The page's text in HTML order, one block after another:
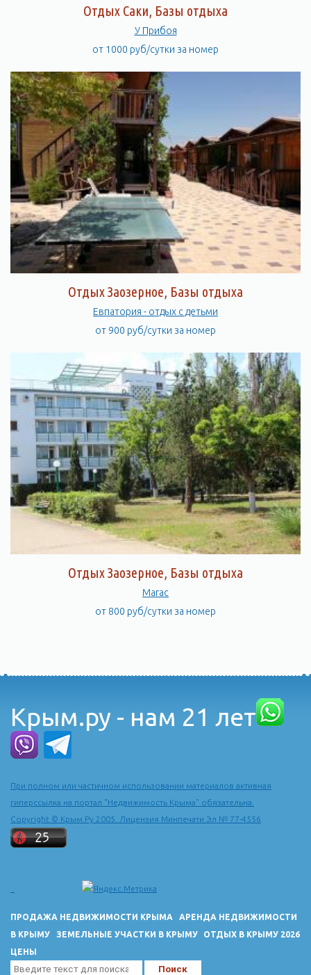
Отдых Саки, Базы отдыха
У Прибоя
от 1000 руб/сутки за номер
Отдых Заозерное, Базы отдыха
Евпатория - отдых с детьми
от 900 руб/сутки за номер
Отдых Заозерное, Базы отдыха
Магас
от 800 руб/сутки за номер
Крым.ру - нам 21 лет
При полном или частичном использовании материалов активная
гиперссылка на портал "Недвижимость Крыма" обязательна.
Copyright © Крым.Ру 2005. Лицензия Минпечати Эл № 77-4556
ПРОДАЖА НЕДВИЖИМОСТИ КРЫМА
АРЕНДА НЕДВИЖИМОСТИ
В КРЫМУ
ЗЕМЕЛЬНЫЕ УЧАСТКИ В КРЫМУ
ОТДЫХ В КРЫМУ 2026
ЦЕНЫ